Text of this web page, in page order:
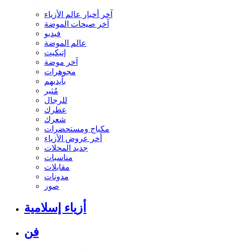
آخر أخبار عالم الأزياء
آخر صيحات الموضة
فيديو
عالم الموضة
إتيكيت
آخر موضة
مجوهرات
بأيديهم
مُثير
للرجال
عطرك
شعرك
مكياج ومستحضرات
أخر عروض الأزياء
جديد المحلات
مناسبات
مقابلات
مدونات
صور
أزياء إسلامية
فن